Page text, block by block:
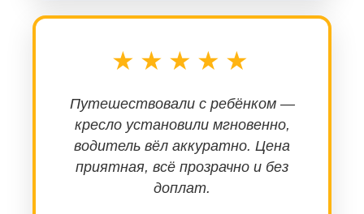
★★★★★
Путешествовали с ребёнком —
кресло установили мгновенно,
водитель вёл аккуратно. Цена
приятная, всё прозрачно и без
доплат.